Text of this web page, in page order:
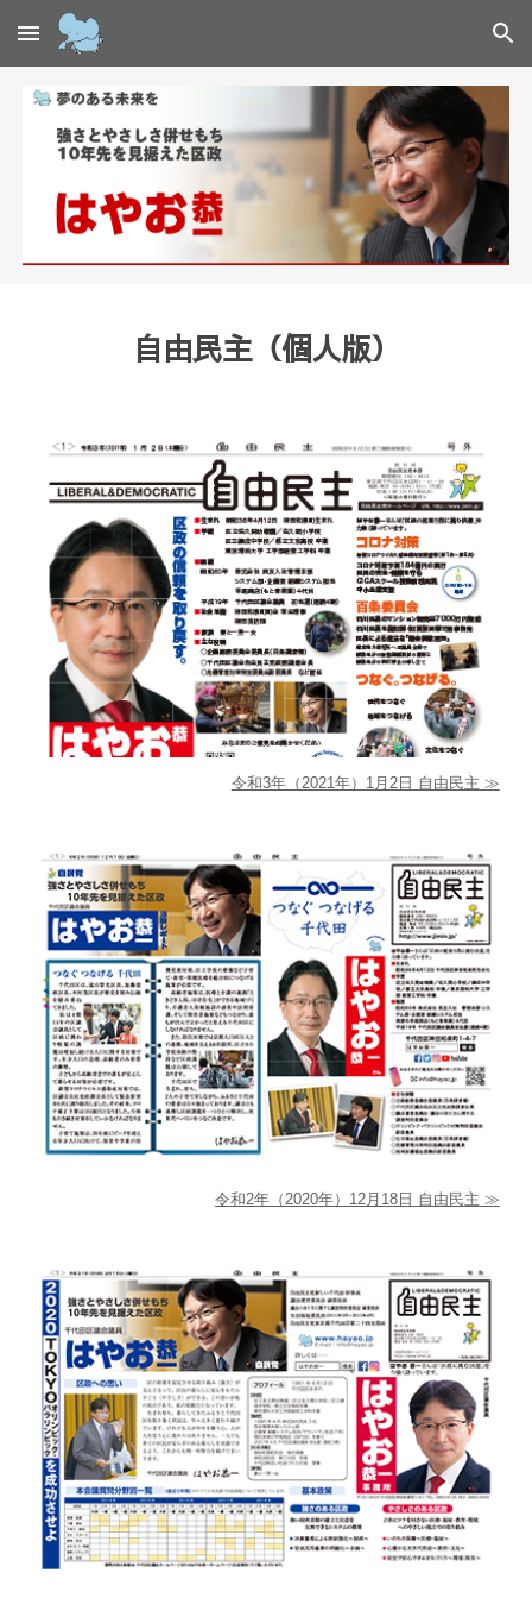
Skip to main content Skip to navigation
自由民主（個人版）
令和3年（2021年）1月2日 自由民主 ≫
令和2年（2020年）12月18日 自由民主 ≫